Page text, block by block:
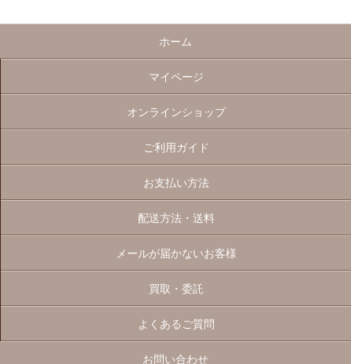
ホーム
マイページ
オンラインショップ
ご利用ガイド
お支払い方法
配送方法・送料
メールが届かないお客様
買取・委託
よくあるご質問
お問い合わせ